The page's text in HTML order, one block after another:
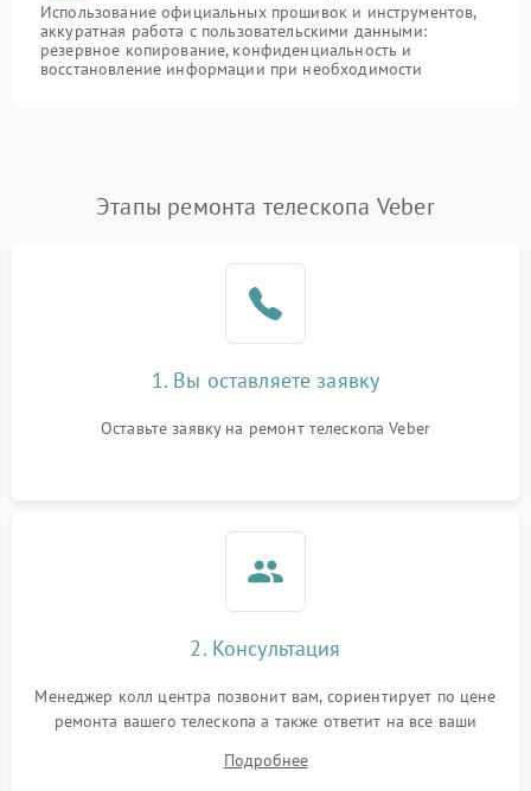
Использование официальных прошивок и инструментов,
аккуратная работа с пользовательскими данными:
резервное копирование, конфиденциальность и
восстановление информации при необходимости
Этапы ремонта телескопа Veber
1. Вы оставляете заявку
Оставьте заявку на ремонт телескопа Veber
2. Консультация
Менеджер колл центра позвонит вам, сориентирует по цене
ремонта вашего телескопа а также ответит на все ваши
Подробнее